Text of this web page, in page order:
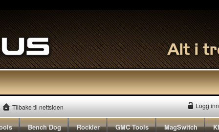
Tilbake til nettsiden Logg inn
Bench Dog Rockler GMC Tools MagSwitch